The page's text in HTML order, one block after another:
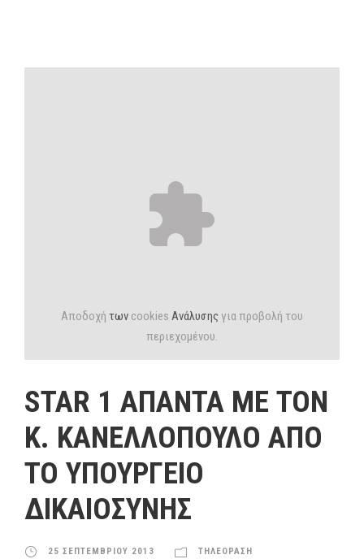
Αποδοχή των cookies Ανάλυσης για προβολή του
περιεχομένου.
STAR 1 ΑΠΑΝΤΑ ΜΕ ΤΟΝ
Κ. ΚΑΝΕΛΛΟΠΟΥΛΟ ΑΠΟ
ΤΟ ΥΠΟΥΡΓΕΙΟ
ΔΙΚΑΙΟΣΥΝΗΣ
25 ΣΕΠΤΕΜΒΡΙΟΥ 2013 ΤΗΛΕΟΡΑΣΗ